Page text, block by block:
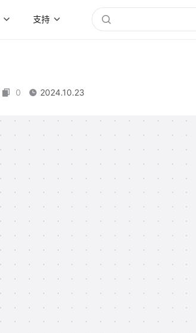
支持
0 2024.10.23